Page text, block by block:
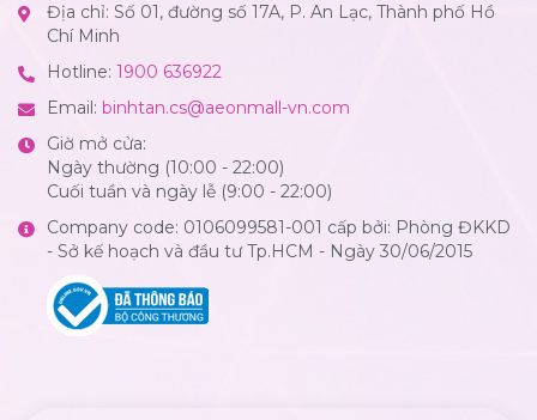
Địa chỉ: Số 01, đường số 17A, P. An Lạc, Thành phố Hồ
Chí Minh
Hotline: 1900 636922
Email: binhtan.cs@aeonmall-vn.com
Giờ mở cửa:
Ngày thường (10:00 - 22:00)
Cuối tuần và ngày lễ (9:00 - 22:00)
Company code: 0106099581-001 cấp bởi: Phòng ĐKKD
- Sở kế hoạch và đầu tư Tp.HCM - Ngày 30/06/2015